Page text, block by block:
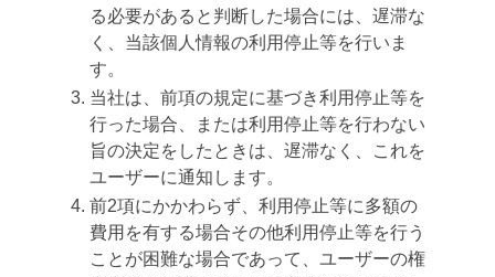
る必要があると判断した場合には、遅滞な
く、当該個人情報の利用停止等を行いま
す。
当社は、前項の規定に基づき利用停止等を
行った場合、または利用停止等を行わない
旨の決定をしたときは、遅滞なく、これを
ユーザーに通知します。
前2項にかかわらず、利用停止等に多額の
費用を有する場合その他利用停止等を行う
ことが困難な場合であって、ユーザーの権